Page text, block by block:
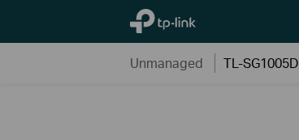
TP-Link, Reliably Smart
Unmanaged TL-SG1005D